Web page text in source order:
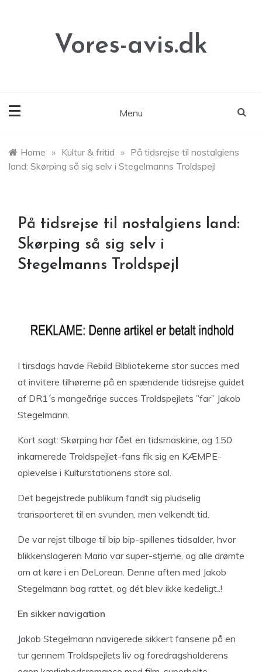
Vores-avis.dk
Menu
Home » Kultur & fritid » På tidsrejse til nostalgiens
land: Skørping så sig selv i Stegelmanns Troldspejl
På tidsrejse til nostalgiens land:
Skørping så sig selv i
Stegelmanns Troldspejl
I tirsdags havde Rebild Bibliotekerne stor succes med
at invitere tilhørerne på en spændende tidsrejse guidet
af DR1´s mangeårige succes Troldspejlets ”far” Jakob
Stegelmann.
Kort sagt: Skørping har fået en tidsmaskine, og 150
inkarnerede Troldspejlet-fans fik sig en KÆMPE-
oplevelse i Kulturstationens store sal.
Det begejstrede publikum fandt sig pludselig
transporteret til en svunden, men velkendt tid.
De var rejst tilbage til bip bip-spillenes tidsalder, hvor
blikkenslageren Mario var super-stjerne, og alle drømte
om at køre i en DeLorean. Denne aften med Jakob
Stegelmann bag rattet, og dét blev ikke kedeligt..!
En sikker navigation
Jakob Stegelmann navigerede sikkert fansene på en
tur gennem Troldspejlets liv og foredragsholderens